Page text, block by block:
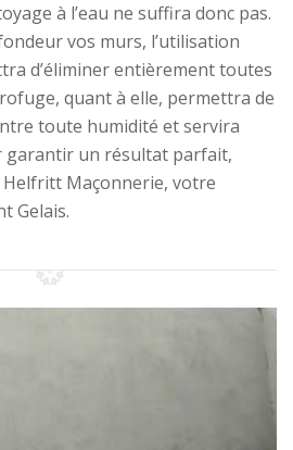
à l’eau ne suffira donc pas.
vos murs, l’utilisation
d’éliminer entièrement toutes
quant à elle, permettra de
toute humidité et servira
garantir un résultat parfait,
Helfritt Maçonnerie, votre
Gelais.